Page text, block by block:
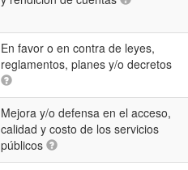
En favor o en contra de leyes,
reglamentos, planes y/o decretos
Mejora y/o defensa en el acceso,
calidad y costo de los servicios
públicos